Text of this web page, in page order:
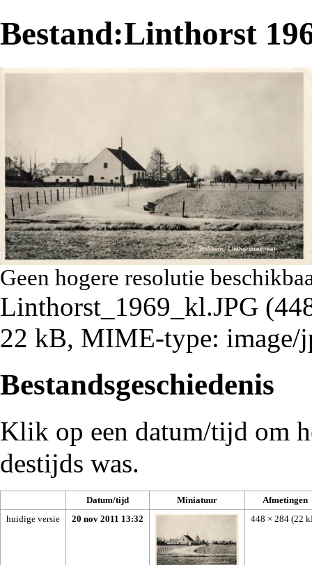
Bestand:Linthorst
Geen hogere resolutie
Linthorst_1969_kl.JPG
22 kB, MIME-type: image/
Bestandsgeschiedenis
Klik op een datum/tijd om
destijds was.
Datum/tijd Miniatuur
Afmetingen
huidige versie
20 nov 2011 13:32 448 × 284 (22